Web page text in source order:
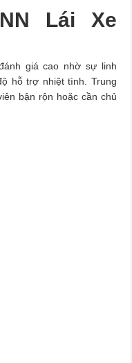
Lái Xe
giá cao nhờ sự linh
hỗ trợ nhiệt tình. Trung
bận rộn hoặc cần chủ